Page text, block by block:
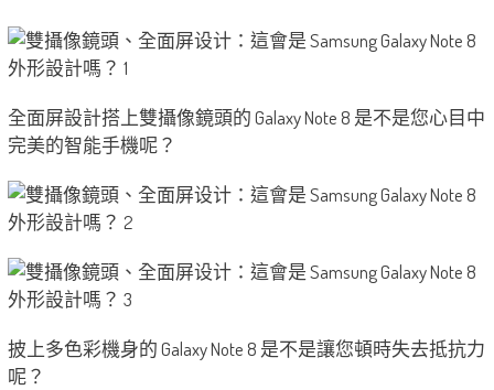
全面屏設計搭上雙攝像鏡頭的 Galaxy Note 8 是不是您心目中
完美的智能手機呢？
披上多色彩機身的 Galaxy Note 8 是不是讓您頓時失去抵抗力
呢？